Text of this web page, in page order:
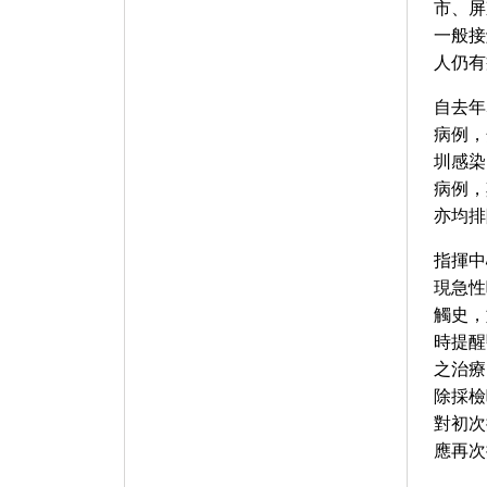
市、
一般
人仍
自去
病例
圳感
病例
亦均
指揮
現急
觸史
時提
之治
除採
對初
應再